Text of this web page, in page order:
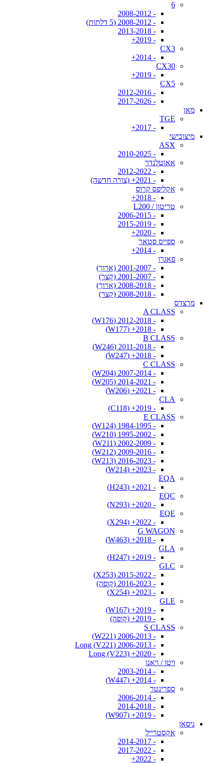
6
- 2008-2012
- 2008-2012 (5 דלתות)
- 2013-2018
- 2019+
CX3
- 2014+
CX30
- 2019+
CX5
- 2012-2016
- 2017-2026
מאן
TGE
- 2017+
מיצובישי
ASX
- 2010-2025
אאוטלנדר
- 2012-2022
- 2021+ (צורה חדשה)
אקליפס קרוס
- 2018+
טריטון / L200
- 2006-2015
- 2015-2019
- 2020+
ספייס סטאר
- 2014+
פאגרו
- 2001-2007 (ארוך)
- 2001-2007 (קצר)
- 2008-2018 (ארוך)
- 2008-2018 (קצר)
מרצדס
A CLASS
- 2012-2018 (W176)
- 2018+ (W177)
B CLASS
- 2011-2018 (W246)
- 2018+ (W247)
C CLASS
- 2007-2014 (W204)
- 2014-2021 (W205)
- 2021+ (W206)
CLA
- 2019+ (C118)
E CLASS
- 1984-1995 (W124)
- 1995-2002 (W210)
- 2002-2009 (W211)
- 2009-2016 (W212)
- 2016-2023 (W213)
- 2023+ (W214)
EQA
- 2021+ (H243)
EQC
- 2020+ (N293)
EQE
- 2022+ (X294)
G WAGON
- 2018+ (W463)
GLA
- 2019+ (H247)
GLC
- 2015-2022 (X253)
- 2016-2023 (קופה)
- 2023+ (X254)
GLE
- 2019+ (W167)
- 2019+ (קופה)
S CLASS
- 2006-2013 (W221)
- 2006-2013 Long (V221)
- 2020+ Long (V223)
ויטו / ויאנו
- 2003-2014
- 2014+ (W447)
ספרינטר
- 2006-2014
- 2014-2018
- 2019+ (W907)
ניסאן
אקסטרייל
- 2014-2017
- 2017-2022
- 2022+